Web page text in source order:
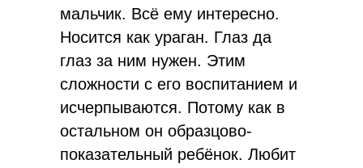
мальчик. Всё ему интересно.
Носится как ураган. Глаз да
глаз за ним нужен. Этим
сложности с его воспитанием и
исчерпываются. Потому как в
остальном он образцово-
показательный ребёнок. Любит